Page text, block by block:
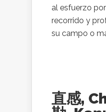
al esfuerzo
recorrido y
su campo o
直感,